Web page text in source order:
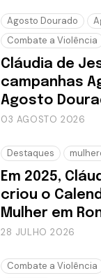
Agosto Dourado
Combate a Violência
Cláudia de
campanhas
Agosto
03 AGOSTO 2026
Destaques
Em 2025,
criou o
Mulher em
28 JULHO 2026
Combate a Violência